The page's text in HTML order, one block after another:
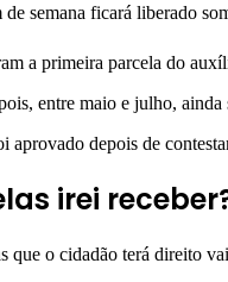
semana ficará liberado
a primeira parcela do
entre maio e julho,
aprovado depois de
irei
que o cidadão terá direito